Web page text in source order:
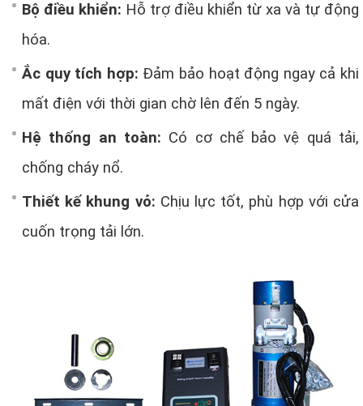
Bộ điều khiển: Hỗ trợ điều khiển từ xa và tự động
hóa.
Ắc quy tích hợp: Đảm bảo hoạt động ngay cả khi
mất điện với thời gian chờ lên đến 5 ngày.
Hệ thống an toàn: Có cơ chế bảo vệ quá tải,
chống cháy nổ.
Thiết kế khung vỏ: Chịu lực tốt, phù hợp với cửa
cuốn trọng tải lớn.